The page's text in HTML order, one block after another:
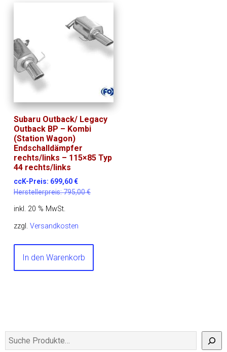
Subaru Outback/ Legacy
Outback BP – Kombi
(Station Wagon)
Endschalldämpfer
rechts/links – 115×85 Typ
44 rechts/links
ccK-Preis: 699,60€
Herstellerpreis:795,00€
inkl. 20 % MwSt.
zzgl.Versandkosten
In den Warenkorb